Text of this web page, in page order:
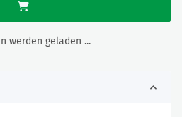
werden geladen ...